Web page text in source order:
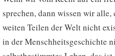
sprechen, dann wissen wir alle,
weiten Teilen der Welt nicht
in der Menschheitsgeschichte